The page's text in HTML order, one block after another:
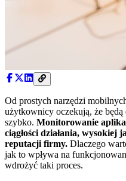
Od prostych narzędzi
użytkownicy oczekują, że będą
szybko. Monitorowanie
ciągłości działania, wysokiej
reputacji firmy. Dlaczego
jak to wpływa na
wdrożyć taki proces.